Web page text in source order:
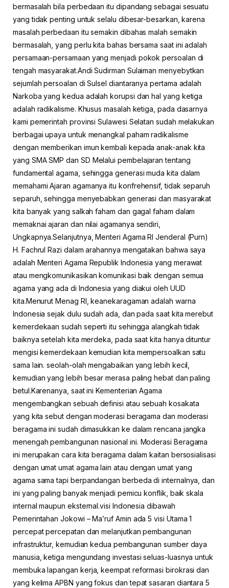
bermasalah bila perbedaan itu dipandang sebagai sesuatu
yang tidak penting untuk selalu dibesar-besarkan, karena
masalah perbedaan itu semakin dibahas malah semakin
bermasalah, yang perlu kita bahas bersama saat ini adalah
persamaan-persamaan yang menjadi pokok persoalan di
tengah masyarakat.Andi Sudirman Sulaiman menyebytkan
sejumlah persoalan di Sulsel diantaranya pertama adalah
Narkoba yang kedua adalah korupsi dan hal yang ketiga
adalah radikalisme. Khusus masalah ketiga, pada dasarnya
kami pemerintah provinsi Sulawesi Selatan sudah melakukan
berbagai upaya untuk menangkal paham radikalisme
dengan memberikan imun kembali kepada anak-anak kita
yang SMA SMP dan SD Melalui pembelajaran tentang
fundamental agama, sehingga generasi muda kita dalam
memahami Ajaran agamanya itu konfrehensif, tidak separuh
separuh, sehingga menyebabkan generasi dan masyarakat
kita banyak yang salkah faham dan gagal faham dalam
memaknai ajaran dan nilai agamanya sendiri,
Ungkapnya.Selanjutnya, Menteri Agama RI Jenderal (Purn)
H. Fachrul Razi dalam arahannya mengatakan bahwa saya
adalah Menteri Agama Republik Indonesia yang merawat
atau mengkomunikasikan komunikasi baik dengan semua
agama yang ada di Indonesia yang diakui oleh UUD
kita.Menurut Menag RI, keanekaragaman adalah warna
Indonesia sejak dulu sudah ada, dan pada saat kita merebut
kemerdekaan sudah seperti itu sehingga alangkah tidak
baiknya setelah kita merdeka, pada saat kita hanya dituntur
mengisi kemerdekaan kemudian kita mempersoalkan satu
sama lain. seolah-olah mengabaikan yang lebih kecil,
kemudian yang lebih besar merasa paling hebat dan paling
betul.Karenanya, saat ini Kementerian Agama
mengembangkan sebuah definisi atau sebuah kosakata
yang kita sebut dengan moderasi beragama dan moderasi
beragama ini sudah dimasukkan ke dalam rencana jangka
menengah pembangunan nasional ini. Moderasi Beragama
ini merupakan cara kita beragama dalam kaitan bersosialisasi
dengan umat umat agama lain atau dengan umat yang
agama sama tapi berpandangan berbeda di internalnya, dan
ini yang paling banyak menjadi pemicu konflik, baik skala
internal maupun eksternal.visi Indonesia dibawah
Pemerintahan Jokowi – Ma’ruf Amin ada 5 visi Utama 1
percepat percepatan dan melanjutkan pembangunan
infrastruktur, kemudian kedua pembangunan sumber daya
manusia, ketiga mengundang investasi seluas-luasnya untuk
membuka lapangan kerja, keempat reformasi birokrasi dan
yang kelima APBN yang fokus dan tepat sasaran diantara 5